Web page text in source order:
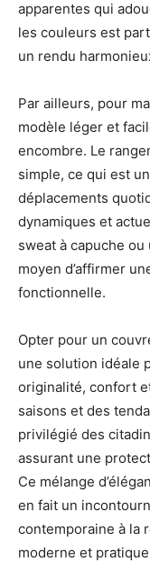
apparentes qui
les couleurs est
un rendu
Par ailleurs, pour
modèle léger et
encombre. Le
simple, ce qui est
déplacements
dynamiques et
sweat à capuche
moyen d’affirmer
fonctionnelle.
Opter pour un
une solution idéale
originalité, confort
saisons et des
privilégié des
assurant une
Ce mélange
en fait un
contemporaine à la
moderne et